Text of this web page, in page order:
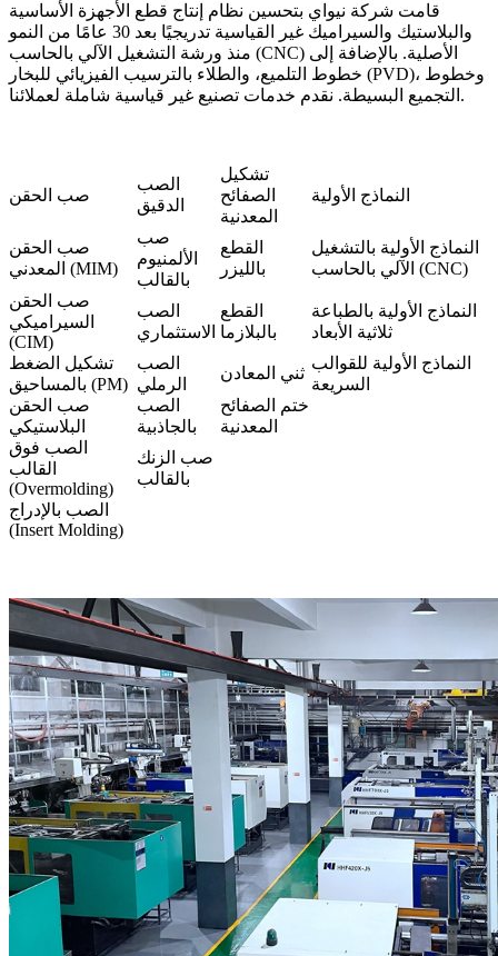
قامت شركة نيواي بتحسين نظام إنتاج قطع الأجهزة الأساسية
والبلاستيك والسيراميك غير القياسية تدريجيًا بعد 30 عامًا من النمو
منذ ورشة التشغيل الآلي بالحاسب (CNC) الأصلية. بالإضافة إلى
خطوط التلميع، والطلاء بالترسيب الفيزيائي للبخار (PVD)، وخطوط
التجميع البسيطة. نقدم خدمات تصنيع غير قياسية شاملة لعملائنا.
صب الحقن
الصب
الدقيق
تشكيل
الصفائح
المعدنية
النماذج الأولية
صب الحقن
المعدني (MIM)
صب
الألمنيوم
بالقالب
القطع
بالليزر
النماذج الأولية بالتشغيل
الآلي بالحاسب (CNC)
صب الحقن
السيراميكي
(CIM)
الصب
الاستثماري
القطع
بالبلازما
النماذج الأولية بالطباعة
ثلاثية الأبعاد
تشكيل الضغط
بالمساحيق (PM)
الصب
الرملي
ثني المعادن
النماذج الأولية للقوالب
السريعة
صب الحقن
البلاستيكي
الصب
بالجاذبية
ختم الصفائح
المعدنية
الصب فوق
القالب
(Overmolding)
صب الزنك
بالقالب
الصب بالإدراج
(Insert Molding)